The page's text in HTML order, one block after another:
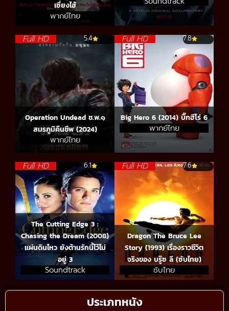
ประเภทหนัง
เซี่ยงไฮ้
พากย์ไทย
Full HD 5.4
Operation Undead ช.พ.๑
สมรภูมิคืนชีพ (2024)
พากย์ไทย
Full HD 7.8
Big Hero 6 (2014) บิ๊กฮีโร่ 6
พากย์ไทย
Full HD 6.1
The Cutting Edge 3 :
Chasing the Dream (2008)
แผ่นดินไหว ยังต้านรักนี้ไว้ไม่
อยู่ 3
Soundtrack
Full HD 7.6
Dragon The Bruce Lee
Story (1993) เรื่องราวชีวิต
จริงของ บรู๊ซ ลี (ซับไทย)
ซับไทย